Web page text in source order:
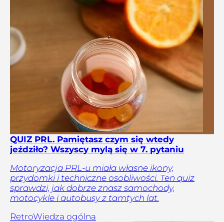
QUIZ PRL. Pamiętasz czym się wtedy
jeździło? Wszyscy mylą się w 7. pytaniu
Motoryzacja PRL-u miała własne ikony,
przydomki i techniczne osobliwości. Ten quiz
sprawdzi, jak dobrze znasz samochody,
motocykle i autobusy z tamtych lat.
RetroWiedza ogólna